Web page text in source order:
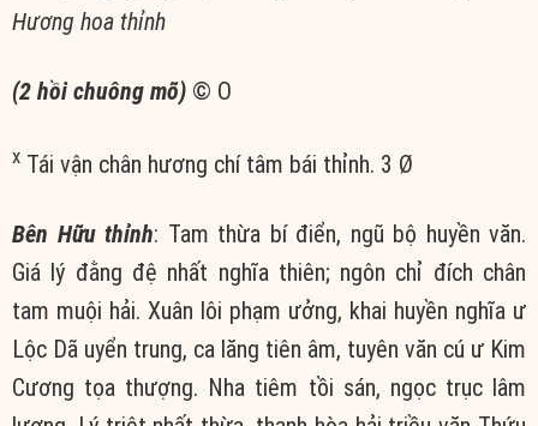
Hương hoa thỉnh
(2 hồi chuông mõ) © Ο
x Tái vận chân hương chí tâm bái thỉnh. 3 Ø
Bên Hữu thỉnh: Tam thừa bí điển, ngũ bộ huyền văn.
Giá lý đằng đệ nhất nghĩa thiên; ngôn chỉ đích chân
tam muội hải. Xuân lôi phạm ưởng, khai huyền nghĩa ư
Lộc Dã uyển trung, ca lăng tiên âm, tuyên văn cú ư Kim
Cương tọa thượng. Nha tiêm tồi sán, ngọc trục lâm